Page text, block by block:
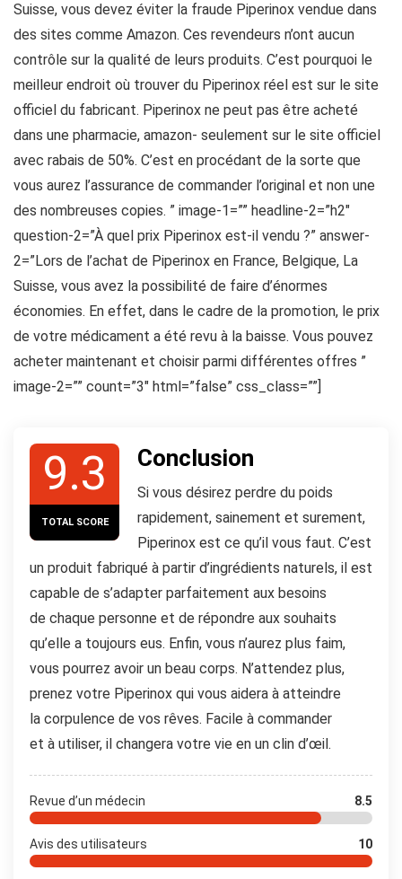
Suisse, vous devez éviter la fraude Piperinox vendue dans
des sites comme Amazon. Ces revendeurs n’ont aucun
contrôle sur la qualité de leurs produits. C’est pourquoi le
meilleur endroit où trouver du Piperinox réel est sur le site
officiel du fabricant. Piperinox ne peut pas être acheté
dans une pharmacie, amazon- seulement sur le site officiel
avec rabais de 50%. C’est en procédant de la sorte que
vous aurez l’assurance de commander l’original et non une
des nombreuses copies. ” image-1=”” headline-2=”h2″
question-2=”À quel prix Piperinox est-il vendu ?” answer-
2=”Lors de l’achat de Piperinox en France, Belgique, La
Suisse, vous avez la possibilité de faire d’énormes
économies. En effet, dans le cadre de la promotion, le prix
de votre médicament a été revu à la baisse. Vous pouvez
acheter maintenant et choisir parmi différentes offres ”
image-2=”” count=”3″ html=”false” css_class=””]
9.3
TOTAL SCORE
Conclusion
Si vous désirez perdre du poids
rapidement, sainement et surement,
Piperinox est ce qu’il vous faut. C’est
un produit fabriqué à partir d’ingrédients naturels, il est
capable de s’adapter parfaitement aux besoins
de chaque personne et de répondre aux souhaits
qu’elle a toujours eus. Enfin, vous n’aurez plus faim,
vous pourrez avoir un beau corps. N’attendez plus,
prenez votre Piperinox qui vous aidera à atteindre
la corpulence de vos rêves. Facile à commander
et à utiliser, il changera votre vie en un clin d’œil.
Revue d’un médecin 8.5
Avis des utilisateurs 10